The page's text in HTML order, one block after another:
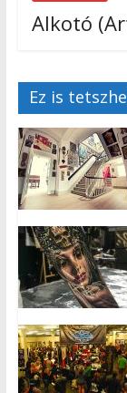
Alkotó
Ez is